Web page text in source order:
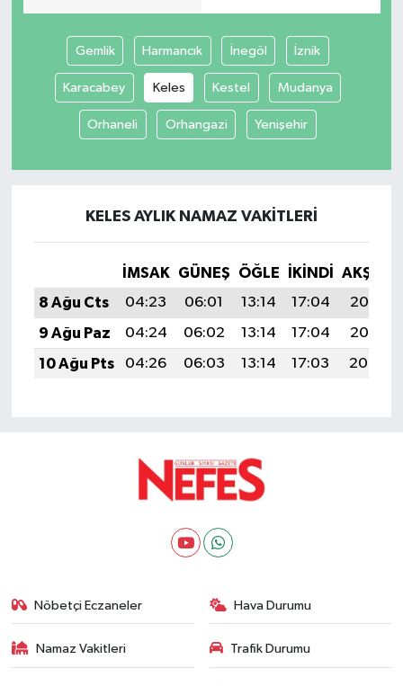
Gemlik Harmancık İnegöl İznik
Karacabey Keles Kestel Mudanya
Orhaneli Orhangazi Yenişehir
KELES AYLIK NAMAZ VAKITLERI
İMSAK GÜNEŞ ÖĞLE İKINDI
AKŞAM
8 Ağu Cts
04:23 06:01 13:14 17:04
20:17
9 Ağu Paz
04:24 06:02 13:14 17:04
20:16
10 Ağu Pts
04:26 06:03 13:14 17:03 20:14
Nöbetçi Eczaneler Hava Durumu
Namaz Vakitleri Trafik Durumu